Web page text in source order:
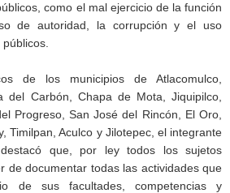
como el mal ejercicio de la función
de autoridad, la corrupción y el uso
de los municipios de Atlacomulco,
del Carbón, Chapa de Mota, Jiquipilco,
Progreso, San José del Rincón, El Oro,
Timilpan, Aculco y Jilotepec, el integrante
que, por ley todos los sujetos
de documentar todas las actividades que
de sus facultades, competencias y